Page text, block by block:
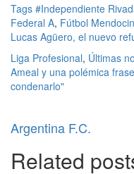
Tags #Independiente
Federal A, Fútbol
Lucas Agüero, el nuevo
Liga Profesional, Últimas
Ameal y una polémica
condenarlo"
Argentina F.C.
Related